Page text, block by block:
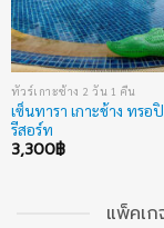
ทัวร์เกาะช้าง 2 วัน 1 คืน
เซ็นทารา เกาะช้าง ทรอ
รีสอร์ท
3,300฿
แพ็คเก